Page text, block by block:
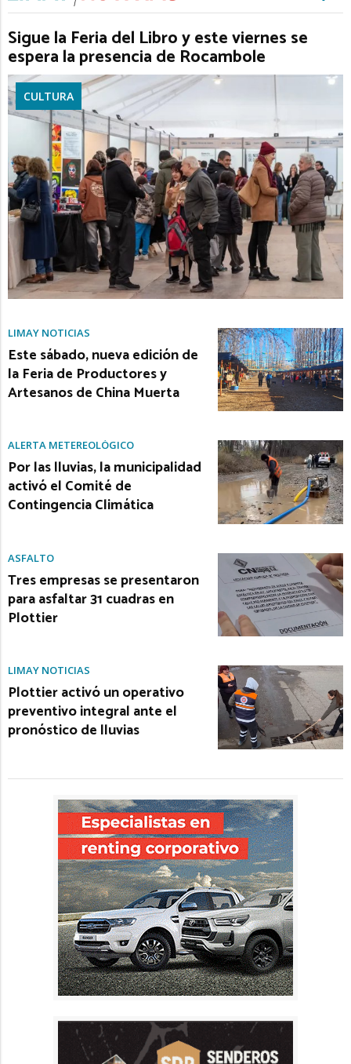
Sigue la Feria del Libro y este viernes se
espera la presencia de Rocambole
CULTURA
LIMAY NOTICIAS
Este sábado, nueva edición de
la Feria de Productores y
Artesanos de China Muerta
ALERTA METEREOLÓGICO
Por las lluvias, la municipalidad
activó el Comité de
Contingencia Climática
ASFALTO
Tres empresas se presentaron
para asfaltar 31 cuadras en
Plottier
LIMAY NOTICIAS
Plottier activó un operativo
preventivo integral ante el
pronóstico de lluvias